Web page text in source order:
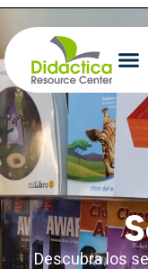
Descubra los